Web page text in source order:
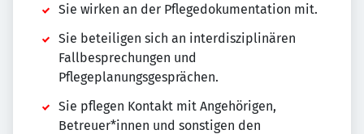
Sie wirken an der Pflegedokumentation mit.
Sie beteiligen sich an interdisziplinären
Fallbesprechungen und
Pflegeplanungsgesprächen.
Sie pflegen Kontakt mit Angehörigen,
Betreuer*innen und sonstigen den